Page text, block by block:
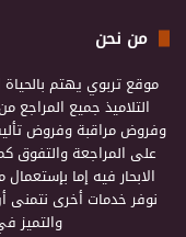
من نحن
موقع تربوي يهتم بالحياة
التلاميذ جميع المراجع
وفروض مراقبة وفروض
على المراجعة والتفوق
الابحار فيه إما
نوفر خدمات أخرى نتمنى
والتميز